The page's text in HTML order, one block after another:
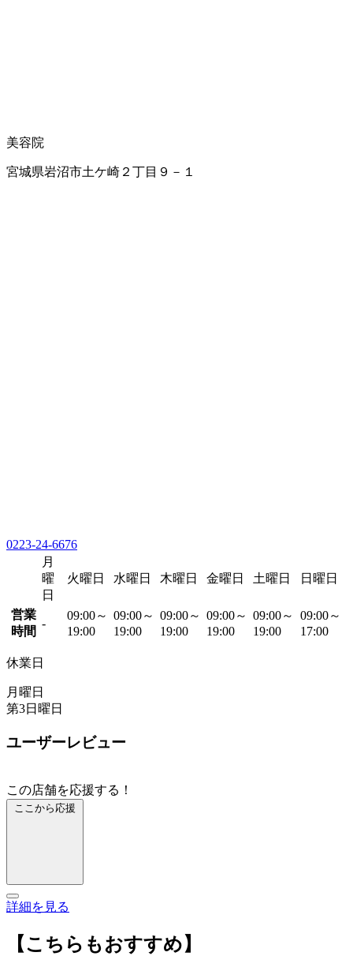
美容院
宮城県岩沼市土ケ崎２丁目９－１
0223-24-6676
月
曜
日
火曜日 水曜日 木曜日 金曜日 土曜日 日曜日
営業
時間
-
09:00～
19:00
09:00～
19:00
09:00～
19:00
09:00～
19:00
09:00～
19:00
09:00～
17:00
休業日
月曜日
第3日曜日
ユーザーレビュー
この店舗を応援する！
ここから応援
詳細を見る
【こちらもおすすめ】